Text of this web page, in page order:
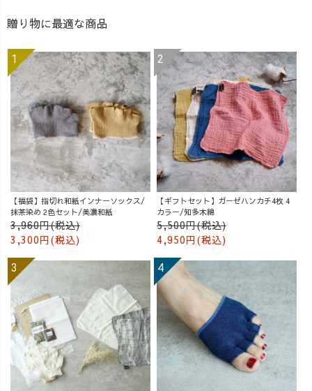
贈り物に最適な商品
【福袋】指切れ和紙インナーソックス/
抹茶染め 2色セット/美濃和紙
3,960円(税込)
3,300円(税込)
【ギフトセット】ガーゼハンカチ4枚 4
カラー/知多木綿
5,500円(税込)
4,950円(税込)